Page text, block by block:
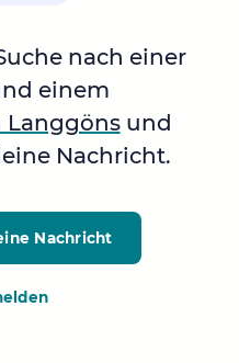
nach einer
einem
Langgönsund
Nachricht.
Nachricht